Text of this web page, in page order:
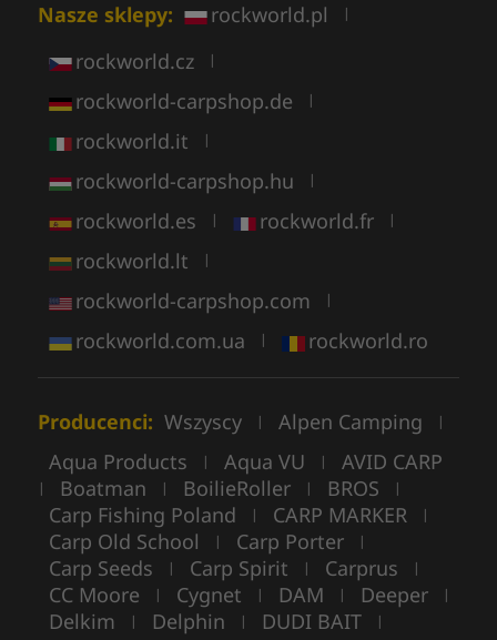
Nasze sklepy: rockworld.pl |
rockworld.cz |
rockworld-carpshop.de |
rockworld.it |
rockworld-carpshop.hu |
rockworld.es | rockworld.fr |
rockworld.lt |
rockworld-carpshop.com |
rockworld.com.ua | rockworld.ro
Producenci: Wszyscy | Alpen Camping |
Aqua Products | Aqua VU | AVID CARP
| Boatman | BoilieRoller | BROS |
Carp Fishing Poland | CARP MARKER |
Carp Old School | Carp Porter |
Carp Seeds | Carp Spirit | Carprus |
CC Moore | Cygnet | DAM | Deeper |
Delkim | Delphin | DUDI BAIT |